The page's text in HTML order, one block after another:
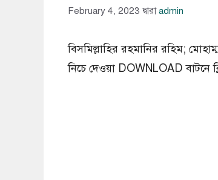
February 4, 2023 দ্বারাadmin
বিসমিল্লাহির রহমানির রহিম;
নিচে দেওয়া DOWNLOAD বাটনে